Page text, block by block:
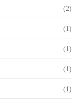
(2)
(1)
(1)
(1)
(1)